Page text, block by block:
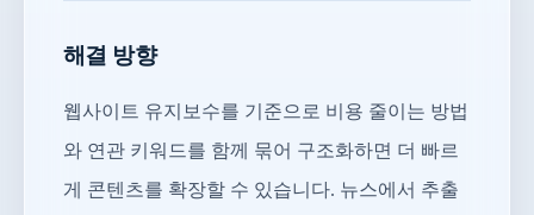
해결 방향
웹사이트 유지보수를 기준으로 비용 줄이는 방법
와 연관 키워드를 함께 묶어 구조화하면 더 빠르
게 콘텐츠를 확장할 수 있습니다. 뉴스에서 추출